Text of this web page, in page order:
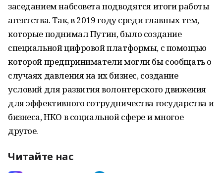
заседанием набсовета подводятся итоги работы
агентства. Так, в 2019 году среди главных тем,
которые поднимал Путин, было создание
специальной цифровой платформы, с помощью
которой предприниматели могли бы сообщать о
случаях давления на их бизнес, создание
условий для развития волонтерского движения
для эффективного сотрудничества государства и
бизнеса, НКО в социальной сфере и многое
другое.
Читайте нас